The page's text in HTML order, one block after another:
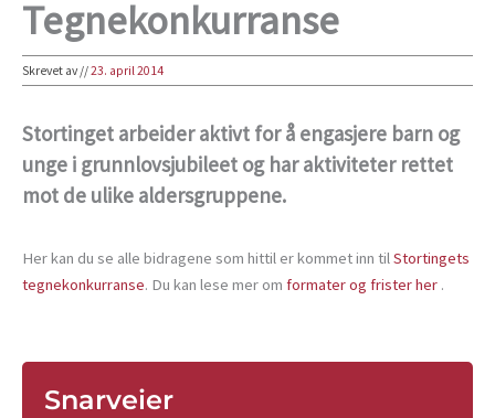
Tegnekonkurranse
Skrevet av//23. april 2014
Stortinget arbeider aktivt for å engasjere barn og
unge i grunnlovsjubileet og har aktiviteter rettet
mot de ulike aldersgruppene.
Her kan du se alle bidragene som hittil er kommet inn tilStortingets
tegnekonkurranse. Du kan lese mer om formater og frister her .
Snarveier